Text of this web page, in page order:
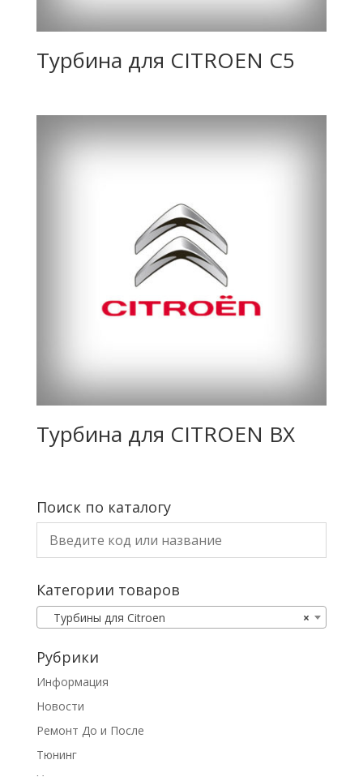
Турбина для CITROEN C5
Турбина для CITROEN BX
Поиск по каталогу
Категории товаров
×
Турбины для Citroen
Рубрики
Информация
Новости
Ремонт До и После
Тюнинг